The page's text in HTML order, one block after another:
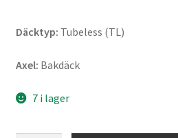
Däcktyp: Tubeless (TL)
Axel: Bakdäck
7 i lager